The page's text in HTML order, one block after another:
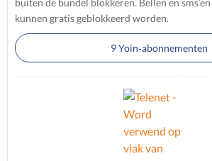
buiten de bundel blokkeren. Bellen en
kunnen gratis geblokkeerd worden.
9 Yoin‑abonnementen